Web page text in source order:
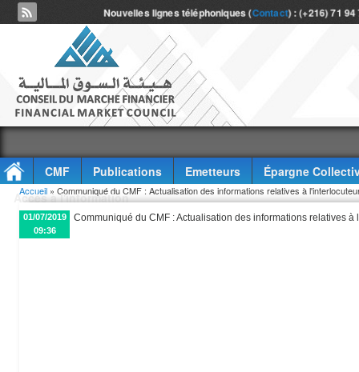
Nouvelles lignes téléphoniques (Contact) : (+216) 71
CMF Publications Emetteurs
Épargne
Accès à l'information
Vous êtes ici
Accueil » Communiqué du CMF : Actualisation des informations relatives à
01/07/2019
09:36
Communiqué du CMF : Actualisation des informations relatives à